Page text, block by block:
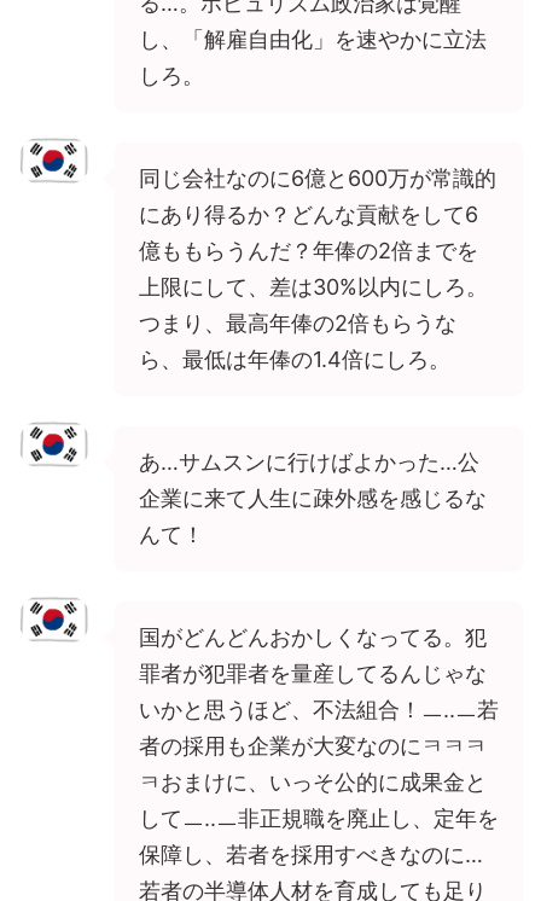
し、「解雇自由化」を速やかに立法
しろ。
同じ会社なのに6億と600万が常識的
にあり得るか？どんな貢献をして6
億ももらうんだ？年俸の2倍までを
上限にして、差は30%以内にしろ。
つまり、最高年俸の2倍もらうな
ら、最低は年俸の1.4倍にしろ。
あ…サムスンに行けばよかった…公
企業に来て人生に疎外感を感じるな
んて！
国がどんどんおかしくなってる。犯
罪者が犯罪者を量産してるんじゃな
いかと思うほど、不法組合！ㅡ..ㅡ若
者の採用も企業が大変なのにㅋㅋㅋ
ㅋおまけに、いっそ公的に成果金と
してㅡ..ㅡ非正規職を廃止し、定年を
保障し、若者を採用すべきなのに…
若者の半導体人材を育成しても足り